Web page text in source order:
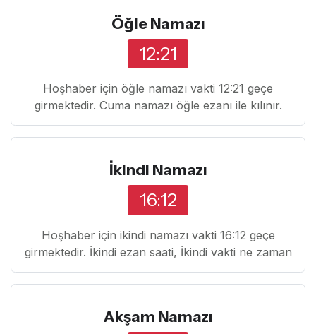
Öğle Namazı
12:21
Hoşhaber için öğle namazı vakti 12:21 geçe
girmektedir. Cuma namazı öğle ezanı ile kılınır.
İkindi Namazı
16:12
Hoşhaber için ikindi namazı vakti 16:12 geçe
girmektedir. İkindi ezan saati, İkindi vakti ne zaman
Akşam Namazı